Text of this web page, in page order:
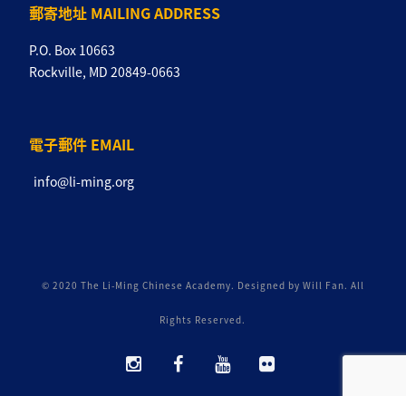
郵寄地址 MAILING ADDRESS
P.O. Box 10663
Rockville, MD 20849-0663
電子郵件 EMAIL
info@li-ming.org
© 2020 The Li-Ming Chinese Academy. Designed by Will Fan. All
Rights Reserved.